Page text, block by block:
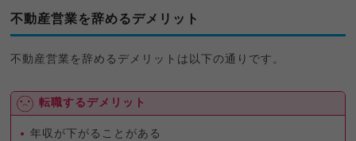
不動産営業を辞めるデメリット
不動産営業を辞めるデメリットは以下の通りです。
転職するデメリット
年収が下がることがある